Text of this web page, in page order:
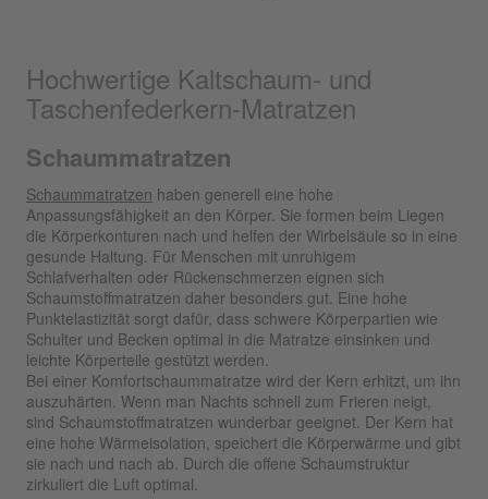
Hochwertige Kaltschaum- und
Taschenfederkern-Matratzen
Schaummatratzen
Schaummatratzen haben generell eine hohe
Anpassungsfähigkeit an den Körper. Sie formen beim Liegen
die Körperkonturen nach und helfen der Wirbelsäule so in eine
gesunde Haltung. Für Menschen mit unruhigem
Schlafverhalten oder Rückenschmerzen eignen sich
Schaumstoffmatratzen daher besonders gut. Eine hohe
Punktelastizität sorgt dafür, dass schwere Körperpartien wie
Schulter und Becken optimal in die Matratze einsinken und
leichte Körperteile gestützt werden.
Bei einer Komfortschaummatratze wird der Kern erhitzt, um ihn
auszuhärten. Wenn man Nachts schnell zum Frieren neigt,
sind Schaumstoffmatratzen wunderbar geeignet. Der Kern hat
eine hohe Wärmeisolation, speichert die Körperwärme und gibt
sie nach und nach ab. Durch die offene Schaumstruktur
zirkuliert die Luft optimal.